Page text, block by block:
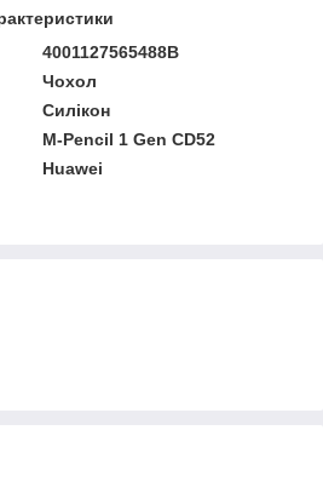
4001127565488B
Чохол
Силікон
M-Pencil 1 Gen CD52
Huawei